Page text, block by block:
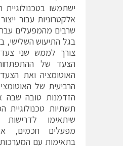
ישתמשו
אלקטרוניות עבור
שרבים מהמפעלים
בגל התיעוש השלישי,
צורך לממש שני
הצעד של
האוטומציה ואת
הרביעית של
הזדמנות טובה
תשתיות טכנולוגיית
שיתאימו
מפעלים חכמים,
בתאימות עם המערכות